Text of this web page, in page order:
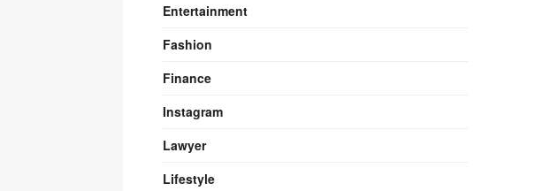
Entertainment
Fashion
Finance
Instagram
Lawyer
Lifestyle